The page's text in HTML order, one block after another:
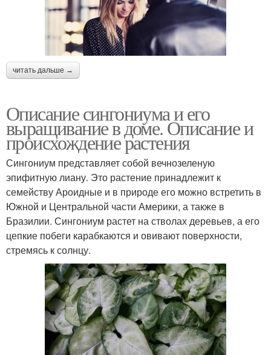
читать дальше →
Описание сингониума и его
выращивание в доме. Описание и
происхождение растения
Сингониум представляет собой вечнозеленую
эпифитную лиану. Это растение принадлежит к
семейству Ароидные и в природе его можно встретить в
Южной и Центральной части Америки, а также в
Бразилии. Сингониум растет на стволах деревьев, а его
цепкие побеги карабкаются и овивают поверхности,
стремясь к солнцу.